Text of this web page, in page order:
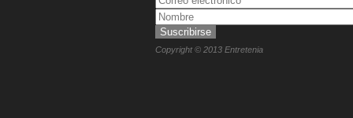
Copyright © 2013 Entretenia